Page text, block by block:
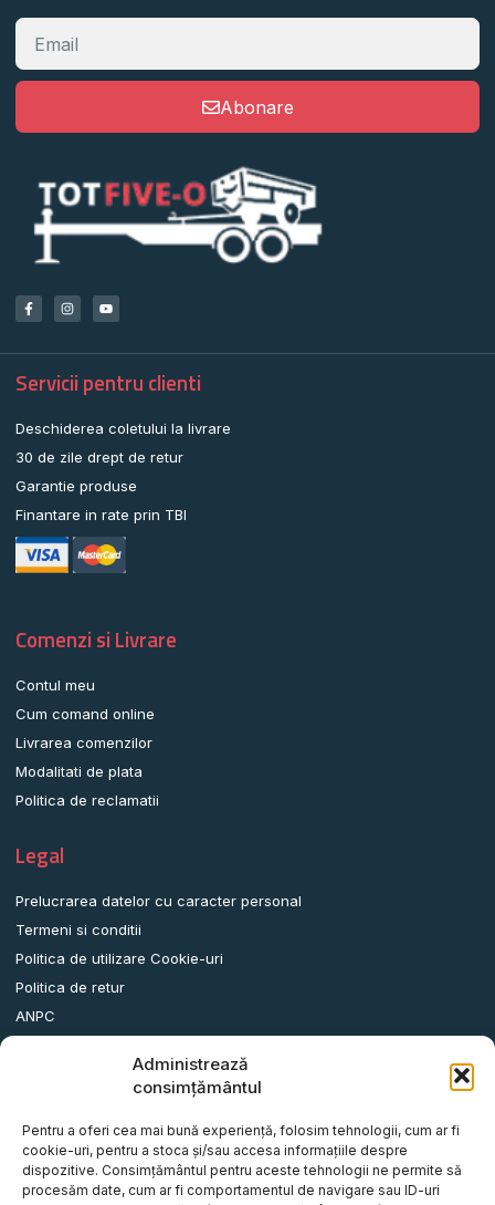
Administrează
consimțământul
Pentru a oferi cea mai bună experiență, folosim tehnologii, cum ar fi
cookie-uri, pentru a stoca și/sau accesa informațiile despre
dispozitive. Consimțământul pentru aceste tehnologii ne permite să
procesăm date, cum ar fi comportamentul de navigare sau ID-uri
Abonare
Servicii pentru clienti
Deschiderea coletului la livrare
30 de zile drept de retur
Garantie produse
Finantare in rate prin TBI
Comenzi si Livrare
Contul meu
Cum comand online
Livrarea comenzilor
Modalitati de plata
Politica de reclamatii
Legal
Prelucrarea datelor cu caracter personal
Termeni si conditii
Politica de utilizare Cookie-uri
Politica de retur
ANPC
info@remorci-platforme.ro
0786.720.706